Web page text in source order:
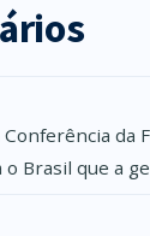
Conferência da
o Brasil que a